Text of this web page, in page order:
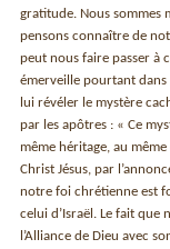
gratitude. Nous sommes
pensons connaître de
peut nous faire passer à
émerveille pourtant dans
lui révéler le mystère
par les apôtres : « Ce
même héritage, au
Christ Jésus, par
notre foi chrétienne est
celui d’Israël. Le fait
l’Alliance de Dieu avec